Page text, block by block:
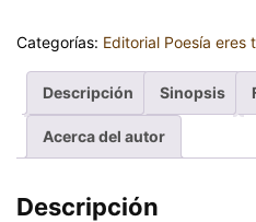
Categorías: Editorial Poesía eres
Descripción Sinopsis
Acerca del autor
Descripción